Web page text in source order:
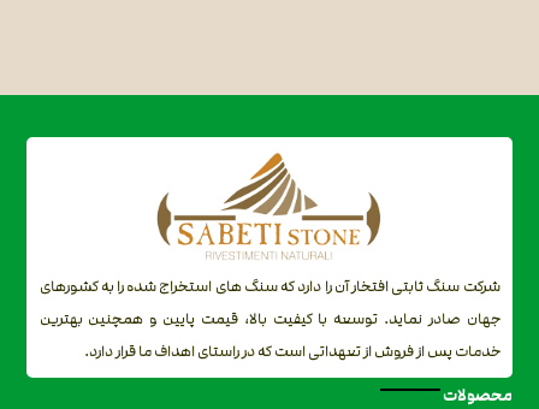
شرکت سنگ ثابتی افتخار آن را دارد که سنگ های استخراج شده را به کشورهای
جهان صادر نماید. توسعه با کیفیت بالا، قیمت پایین و همچنین بهترین
خدمات پس از فروش از تعهداتی است که در راستای اهداف ما قرار دارد.
محصولات